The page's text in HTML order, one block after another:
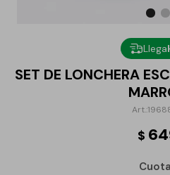
Llega
SET DE LONCHERA
$